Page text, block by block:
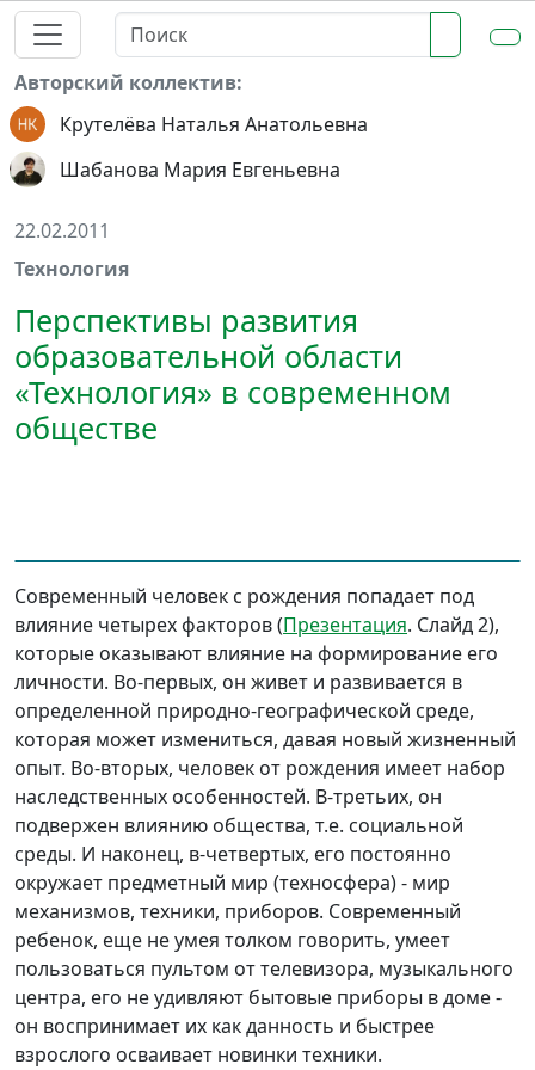
Авторский коллектив:
Крутелёва Наталья Анатольевна
Шабанова Мария Евгеньевна
22.02.2011
Технология
Перспективы развития
образовательной области
«Технология» в современном
обществе
Современный человек с рождения попадает под
влияние четырех факторов (Презентация. Слайд 2),
которые оказывают влияние на формирование его
личности. Во-первых, он живет и развивается в
определенной природно-географической среде,
которая может измениться, давая новый жизненный
опыт. Во-вторых, человек от рождения имеет набор
наследственных особенностей. В-третьих, он
подвержен влиянию общества, т.е. социальной
среды. И наконец, в-четвертых, его постоянно
окружает предметный мир (техносфера) - мир
механизмов, техники, приборов. Современный
ребенок, еще не умея толком говорить, умеет
пользоваться пультом от телевизора, музыкального
центра, его не удивляют бытовые приборы в доме -
он воспринимает их как данность и быстрее
взрослого осваивает новинки техники.